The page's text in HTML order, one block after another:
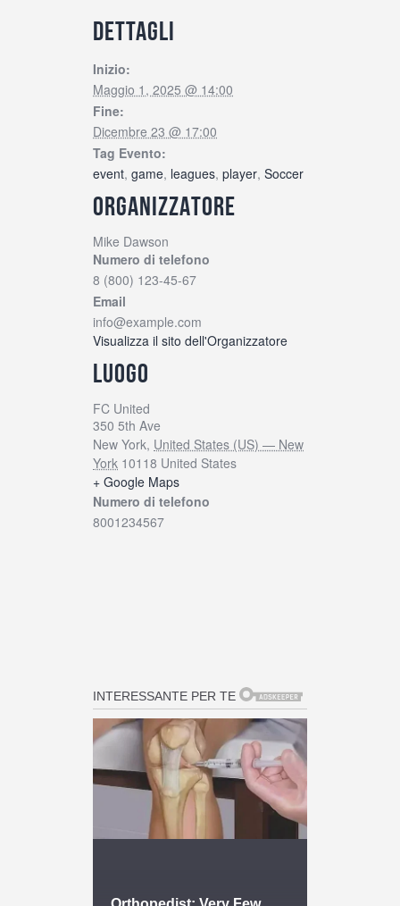
DETTAGLI
Inizio:
Maggio 1, 2025 @ 14:00
Fine:
Dicembre 23 @ 17:00
Tag Evento:
event, game, leagues, player, Soccer
ORGANIZZATORE
Mike Dawson
Numero di telefono
8 (800) 123-45-67
Email
info@example.com
Visualizza il sito dell'Organizzatore
LUOGO
FC United
350 5th Ave
New York, United States (US) — New
York 10118 United States
+ Google Maps
Numero di telefono
8001234567